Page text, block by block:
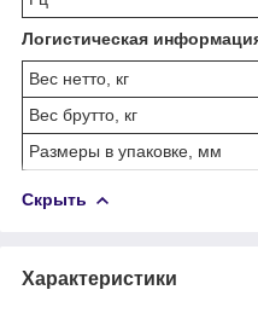
Логистическая
Вес нетто, кг
Вес брутто, кг
Размеры в упаковке, мм
Скрыть
Характеристики